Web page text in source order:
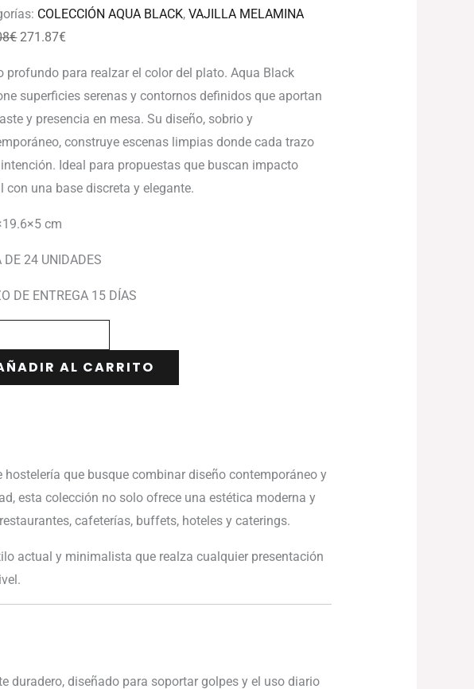
COLECCIÓN AQUA BLACK,VAJILLA MELAMINA
€ 271.87€
profundo para realzar el color del plato. Aqua Black
superficies serenas y contornos definidos que aportan
y presencia en mesa. Su diseño, sobrio y
construye escenas limpias donde cada trazo
Ideal para propuestas que buscan impacto
con una base discreta y elegante.
cm
DE 24 UNIDADES
DE ENTREGA 15 DÍAS
AL CARRITO
que busque combinar diseño contemporáneo y
esta colección no solo ofrece una estética moderna y
cafeterías, buffets, hoteles y caterings.
actual y minimalista que realza cualquier presentación
duradero, diseñado para soportar golpes y el uso diario